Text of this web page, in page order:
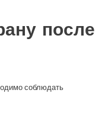
после
соблюдать